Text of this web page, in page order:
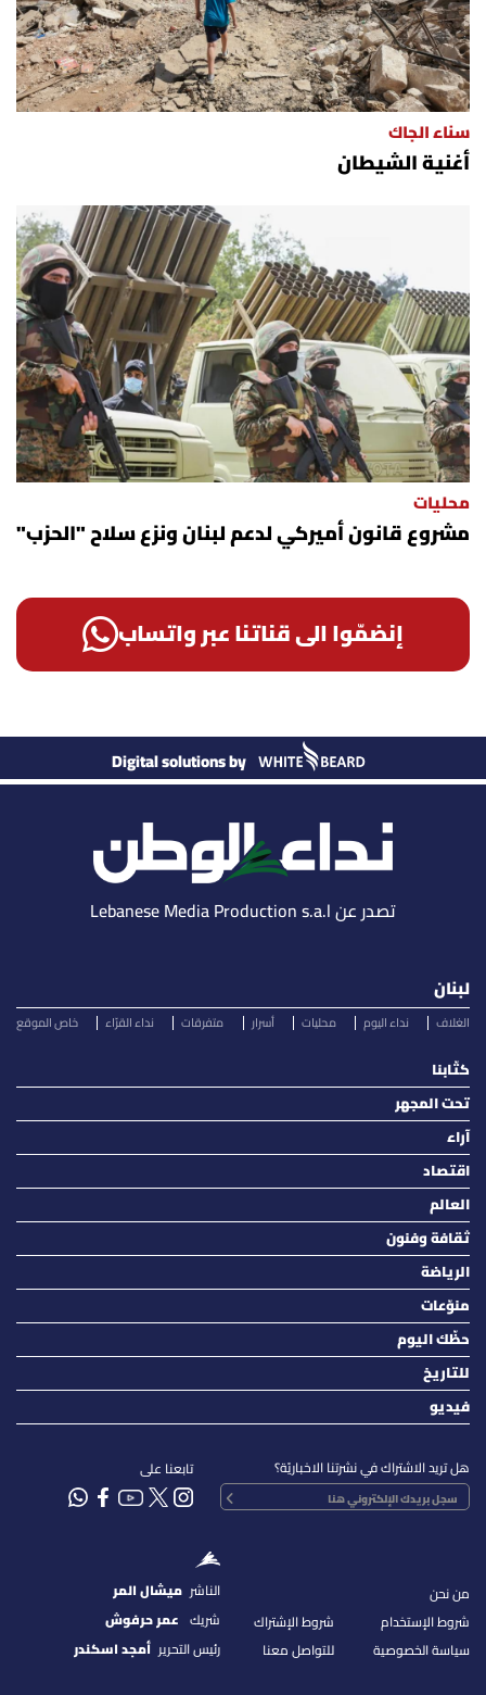
سناء الجاك
أغنية الشيطان
محليات
مشروع قانون أميركي لدعم لبنان ونزع سلاح "الحزب"
إنضمّوا الى قناتنا عبر واتساب
Digital solutions by
تصدر عن Lebanese Media Production s.a.l
لبنان
الغلاف نداء اليوم محليات أسرار متفرقات نداء القرّاء خاص الموقع
كتّابنا
تحت المجهر
آراء
اقتصاد
العالم
ثقافة وفنون
الرياضة
منوّعات
حظّك اليوم
للتاريخ
فيديو
هل تريد الاشتراك في نشرتنا الاخباريّة؟ تابعنا على
من نحن
شروط الإستخدام
سياسة الخصوصية
شروط الإشتراك
للتواصل معنا
الناشر ميشال المر
شريك عمر حرفوش
رئيس التحرير أمجد اسكندر